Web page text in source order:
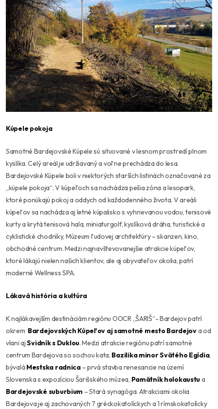
Kúpele pokoja
Samotné Bardejovské Kúpele sú situované v lesnom prostredí plnom
kyslíka. Celý areál je udržiavaný a voľne prechádza do lesa.
Bardejovské Kúpele boli v niektorých starších listinách označované za
„kúpele pokoja“. V kúpeľoch sa nachádza pešia zóna a lesopark,
ktoré ponúkajú pokoj a oddych od každodenného života. V areáli
kúpeľov sa nachádza aj letné kúpalisko s vyhrievanou vodou, tenisové
kurty a krytá tenisová hala, miniaturgolf, kyslíková dráha, turistické a
cyklistické chodníky, Múzeum ľudovej architektúry – skanzen, kino,
obchodné centrum. Medzi najnavštevovanejšie atrakcie kúpeľov,
ktoré lákajú nielen našich klientov, ale aj obyvateľov okolia, patrí
moderné Wellness SPA.
Lákavá história a kultúra
K najlákavejším destináciám regiónu OOCR „ŠARIŠ“- Bardejov patrí
okrem Bardejovských Kúpeľov aj samotné mesto Bardejova od
vlani ajSvidník s Duklou. Medzi atrakcie regiónu patrí samotné
centrum Bardejova so sochou kata, Bazilika minor Svätého Egídia,
bývalá Mestska radnica– prvá stavba renesancie na území
Slovenska s expozíciou Šarišského múzea, Pamätník holokaustua
Bardejovské suburbium – Stará synagóga. Atrakciami okolia
Bardejova je aj zachovaných 7 gréckokatolíckych a 1 rímskokatolícky